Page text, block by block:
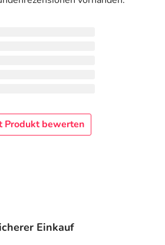
Produkt bewerten
Einkauf